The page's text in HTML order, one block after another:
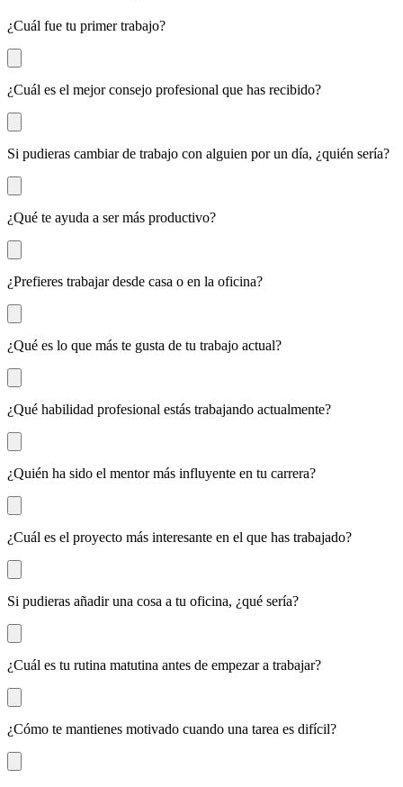
¿Cuál fue tu primer trabajo?
¿Cuál es el mejor consejo profesional que has recibido?
Si pudieras cambiar de trabajo con alguien por un día, ¿quién sería?
¿Qué te ayuda a ser más productivo?
¿Prefieres trabajar desde casa o en la oficina?
¿Qué es lo que más te gusta de tu trabajo actual?
¿Qué habilidad profesional estás trabajando actualmente?
¿Quién ha sido el mentor más influyente en tu carrera?
¿Cuál es el proyecto más interesante en el que has trabajado?
Si pudieras añadir una cosa a tu oficina, ¿qué sería?
¿Cuál es tu rutina matutina antes de empezar a trabajar?
¿Cómo te mantienes motivado cuando una tarea es difícil?